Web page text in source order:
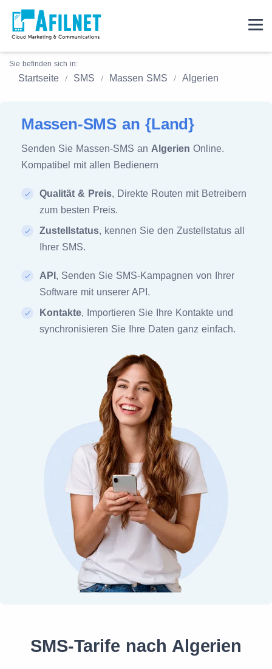
Sie befinden sich in:
Startseite SMS Massen SMS Algerien
Massen-SMS an {Land}
Senden Sie Massen-SMS an Algerien Online.
Kompatibel mit allen Bedienern
Qualität & Preis, Direkte Routen mit Betreibern
zum besten Preis.
Zustellstatus, kennen Sie den Zustellstatus all
Ihrer SMS.
API , Senden Sie SMS-Kampagnen von Ihrer
Software mit unserer API.
Kontakte, Importieren Sie Ihre Kontakte und
synchronisieren Sie Ihre Daten ganz einfach.
SMS-Tarife nach Algerien